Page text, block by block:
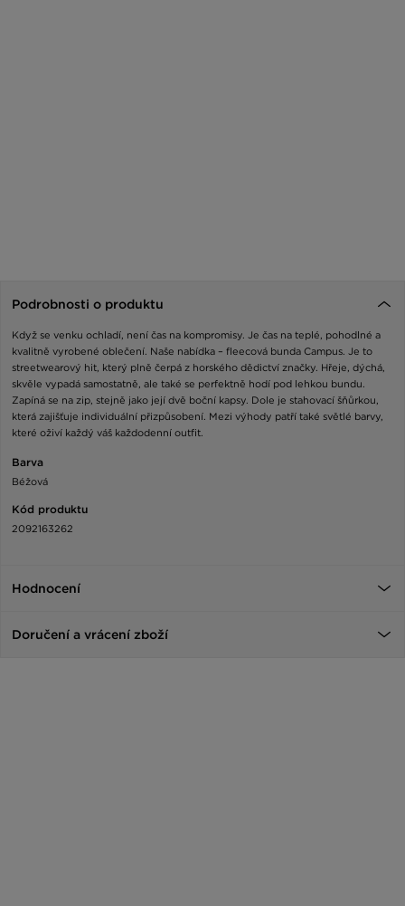
Podrobnosti o produktu
Když se venku ochladí, není čas na kompromisy. Je čas na teplé, pohodlné a
kvalitně vyrobené oblečení. Naše nabídka – fleecová bunda Campus. Je to
streetwearový hit, který plně čerpá z horského dědictví značky. Hřeje, dýchá,
skvěle vypadá samostatně, ale také se perfektně hodí pod lehkou bundu.
Zapíná se na zip, stejně jako její dvě boční kapsy. Dole je stahovací šňůrkou,
která zajišťuje individuální přizpůsobení. Mezi výhody patří také světlé barvy,
které oživí každý váš každodenní outfit.
Barva
Béžová
Kód produktu
2092163262
Hodnocení
Doručení a vrácení zboží